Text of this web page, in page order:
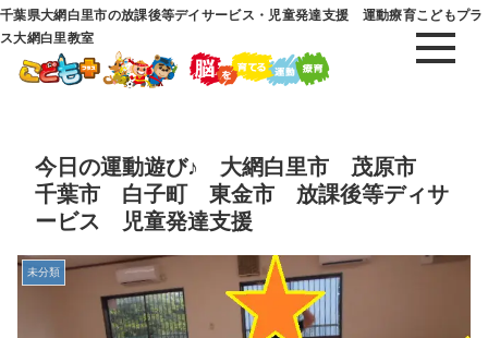
千葉県大網白里市の放課後等デイサービス・児童発達支援 運動療育こどもプラ
ス大網白里教室
今日の運動遊び♪ 大網白里市 茂原市
千葉市 白子町 東金市 放課後等ディサ
ービス 児童発達支援
未分類